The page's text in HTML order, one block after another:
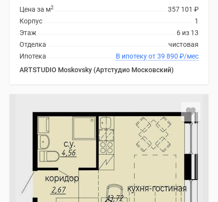
357 101 ₽
Цена за м2
1
Корпус
6 из 13
Этаж
чистовая
Отделка
В ипотеку от 39 890 ₽/мес
Ипотека
ARTSTUDIO Moskovsky (Артстудио Московский)